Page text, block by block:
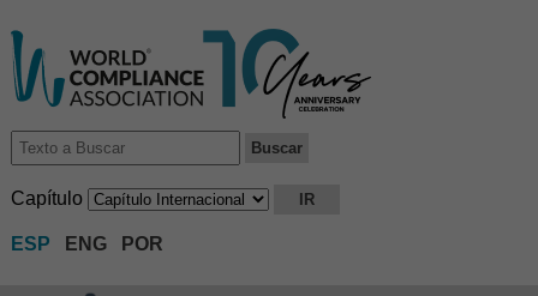
Capítulo
ESP ENG POR